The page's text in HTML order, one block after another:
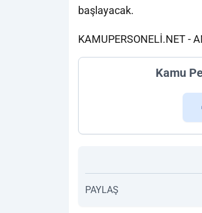
başlayacak.
KAMUPERSONELİ.NET -
Kamu
PAYLAŞ